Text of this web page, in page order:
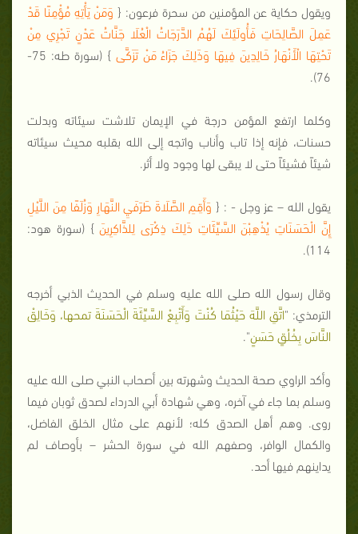
ويقول حكاية عن المؤمنين من سحرة فرعون: { وَمَنْ يَأْتِهِ مُؤْمِنًا قَدْ
عَمِلَ الصَّالِحَاتِ فَأُولَئِكَ لَهُمُ الدَّرَجَاتُ الْعُلَا جَنَّاتُ عَدْنٍ تَجْرِي مِنْ
تَحْتِهَا الْأَنْهَارُ خَالِدِينَ فِيهَا وَذَلِكَ جَزَاءُ مَنْ تَزَكَّى
} (سورة طه: 75-
76).
وكلما ارتفع المؤمن درجة في الإيمان تلاشت سيئاته وبدلت
حسنات، فإنه إذا تاب وأناب واتجه إلى الله بقلبه محيث سيئاته
شيئاً فشيئاً حتى لا يبقى لها وجود ولا أثر.
يقول الله – عز وجل - : { وَأَقِمِ الصَّلَاةَ طَرَفَيِ النَّهَارِ وَزُلَفًا مِنَ اللَّيْلِ
إِنَّ الْحَسَنَاتِ يُذْهِبْنَ السَّيِّئَاتِ ذَلِكَ ذِكْرَى لِلذَّاكِرِينَ} (سورة هود:
114).
وقال رسول الله صلى الله عليه وسلم في الحديث الذبي أخرجه
الترمذي: "اتَّقِ اللَّهَ حَيْثُمَا كُنْتَ وَأَتْبِعْ السَّيِّئَةَ الْحَسَنَةَ تمحها، وَخَالِقْ
النَّاسَ بِخُلُقٍ حَسَنٍ".
وأكد الراوي صحة الحديث وشهرته بين أصحاب النبي صلى الله عليه
وسلم بما جاء في آخره، وهي شهادة أبي الدرداء لصدق ثوبان فيما
روى. وهم أهل الصدق كله؛ لأنهم على مثال الخلق الفاضل،
والكمال الوافر، وصفهم الله في سورة الحشر – بأوصاف لم
يداينهم فيها أحد.